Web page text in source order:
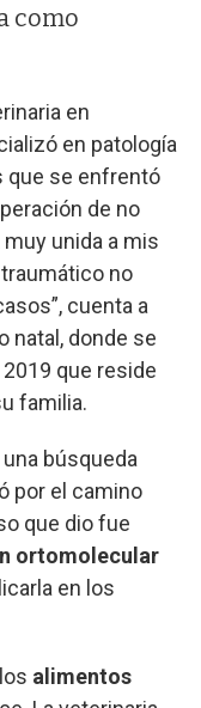
como
en
en patología
que se enfrentó
de no
muy unida a mis
no
cuenta a
natal, donde se
que reside
familia.
búsqueda
por el camino
que dio fue
ortomolecular
en los
alimentos